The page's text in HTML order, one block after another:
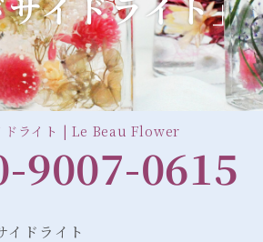
ドライト | Le Beau Flower
9007-0615
イドライト